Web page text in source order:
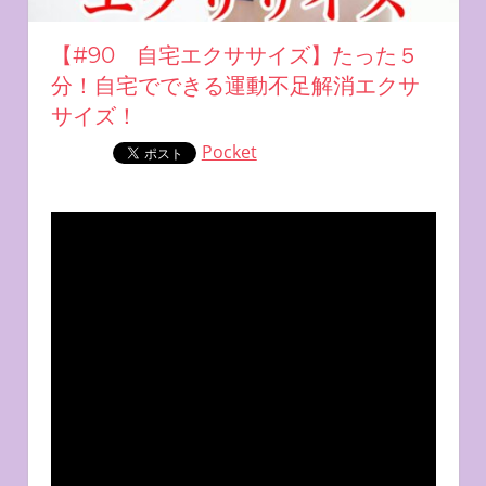
【#90 自宅エクササイズ】たった５
分！自宅でできる運動不足解消エクサ
サイズ！
Pocket